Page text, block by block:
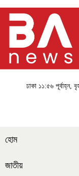
ঢাকা ১১:৫৬ পূর্বাহ্ন,
হোম
জাতীয়